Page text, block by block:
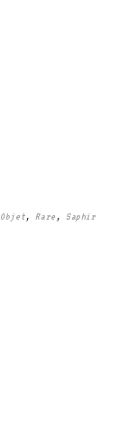
Objet, Rare , Saphir